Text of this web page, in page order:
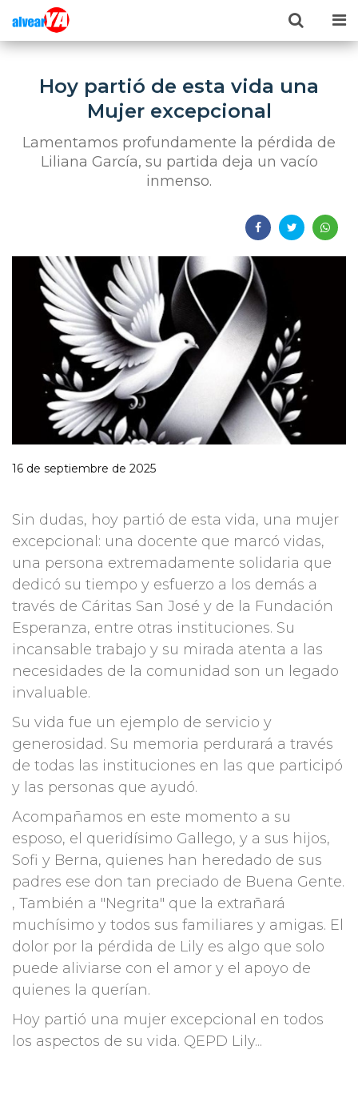
Hoy partió de esta vida una
Mujer excepcional
Lamentamos profundamente la pérdida de
Liliana García, su partida deja un vacío
inmenso.
16 de septiembre de 2025
Sin dudas, hoy partió de esta vida, una mujer
excepcional: una docente que marcó vidas,
una persona extremadamente solidaria que
dedicó su tiempo y esfuerzo a los demás a
través de Cáritas San José y de la Fundación
Esperanza, entre otras instituciones. Su
incansable trabajo y su mirada atenta a las
necesidades de la comunidad son un legado
invaluable.
Su vida fue un ejemplo de servicio y
generosidad. Su memoria perdurará a través
de todas las instituciones en las que participó
y las personas que ayudó.
Acompañamos en este momento a su
esposo, el queridísimo Gallego, y a sus hijos,
Sofi y Berna, quienes han heredado de sus
padres ese don tan preciado de Buena Gente.
, También a "Negrita" que la extrañará
muchísimo y todos sus familiares y amigas. El
dolor por la pérdida de Lily es algo que solo
puede aliviarse con el amor y el apoyo de
quienes la querían.
Hoy partió una mujer excepcional en todos
los aspectos de su vida. QEPD Lily...